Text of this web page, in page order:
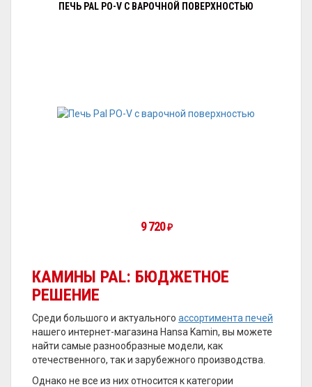
ПЕЧЬ PAL PO-V С ВАРОЧНОЙ ПОВЕРХНОСТЬЮ
9 720₽
КАМИНЫ PAL: БЮДЖЕТНОЕ
РЕШЕНИЕ
Среди большого и актуального ассортимента печей
нашего интернет-магазина Hansa Kamin, вы можете
найти самые разнообразные модели, как
отечественного, так и зарубежного производства.
Однако не все из них относится к категории